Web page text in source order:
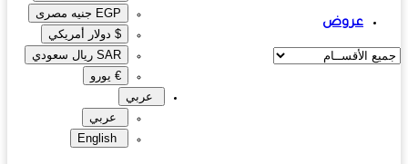
EGP جنيه مصرى‎
$ دولار أمريكي
SAR ريال سعودي
€ يورو
عربي
عربي
English
عروض